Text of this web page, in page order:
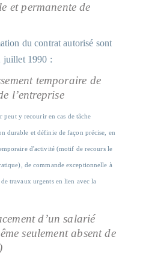
et permanente de
du contrat autorisé sont
juillet 1990 :
temporaire de
l’entreprise
peut y recourir en cas de tâche
durable et définie de façon précise, en
d'activité (motif de recours le
de commande exceptionnelle à
travaux urgents en lien avec la
d’un salarié
seulement absent de